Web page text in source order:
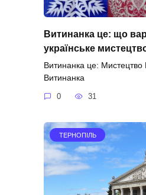
Витинанка це: що
українське
Витинанка це: Мистецтво
Витинанка
0 31
ТЕРНОПІЛЬ